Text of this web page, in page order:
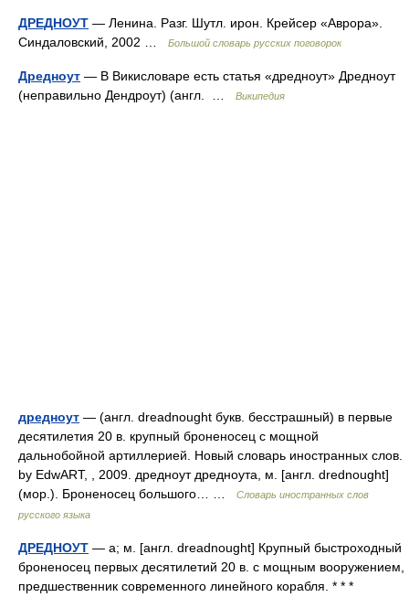
ДРЕДНОУТ — Ленина. Разг. Шутл. ирон. Крейсер «Аврора».
Синдаловский, 2002 …
Большой словарь русских поговорок
Дредноут — В Викисловаре есть статья «дредноут» Дредноут
(неправильно Дендроут) (англ. …
Википедия
дредноут — (англ. dreadnought букв. бесстрашный) в первые
десятилетия 20 в. крупный броненосец с мощной
дальнобойной артиллерией. Новый словарь иностранных слов.
by EdwART, , 2009. дредноут дредноута, м. [англ. drednought]
(мор.). Броненосец большого… …
Словарь иностранных слов
русского языка
ДРЕДНОУТ — а; м. [англ. dreadnought] Крупный быстроходный
броненосец первых десятилетий 20 в. с мощным вооружением,
предшественник современного линейного корабля. * * *